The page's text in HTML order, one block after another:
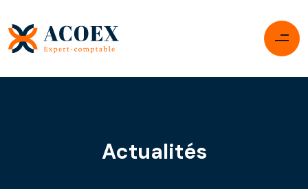
Actualités